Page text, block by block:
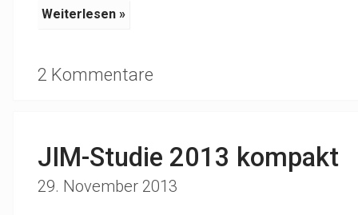
Weiterlesen »
2 Kommentare
JIM-Studie 2013 kompakt
29. November 2013